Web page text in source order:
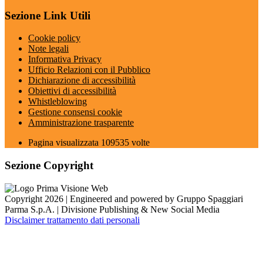
Sezione Link Utili
Cookie policy
Note legali
Informativa Privacy
Ufficio Relazioni con il Pubblico
Dichiarazione di accessibilità
Obiettivi di accessibilità
Whistleblowing
Gestione consensi cookie
Amministrazione trasparente
Pagina visualizzata 109535 volte
Sezione Copyright
Copyright 2026 | Engineered and powered by Gruppo Spaggiari
Parma S.p.A. | Divisione Publishing & New Social Media
Disclaimer trattamento dati personali